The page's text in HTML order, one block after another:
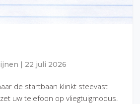
22 juli 2026
de startbaan klinkt steevast
uw telefoon op vliegtuigmodus.